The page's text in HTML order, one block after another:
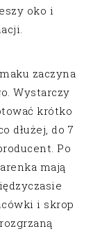
oko i
zaczyna
Wystarczy
krótko
dłużej, do 7
Po
mają
i skrop